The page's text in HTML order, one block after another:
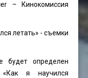
– Кинокомиссия
летать» - съемки
будет определен
«Как я научился